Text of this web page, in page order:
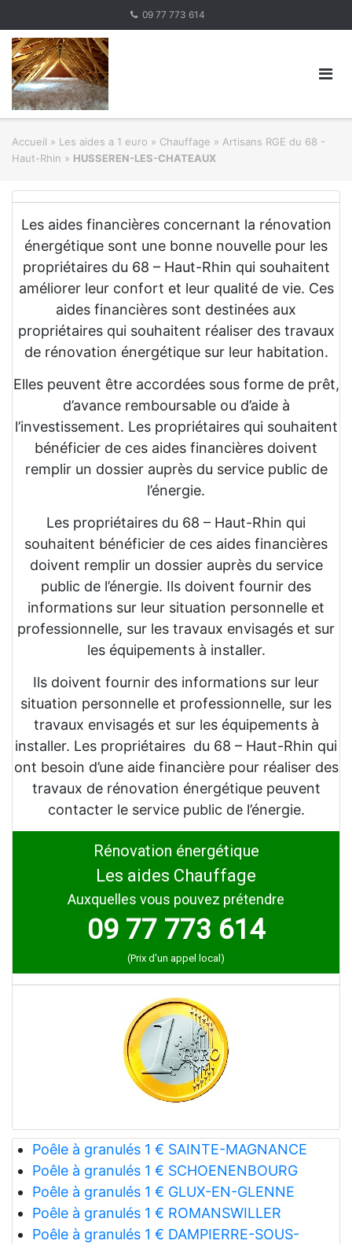
content
09 77 773 614
Accueil » Les aides a 1 euro » Chauffage » Artisans RGE du 68 -
Haut-Rhin » HUSSEREN-LES-CHATEAUX
Les aides financières concernant la rénovation
énergétique sont une bonne nouvelle pour les
propriétaires du 68 – Haut-Rhin qui souhaitent
améliorer leur confort et leur qualité de vie. Ces
aides financières sont destinées aux
propriétaires qui souhaitent réaliser des travaux
de rénovation énergétique sur leur habitation.
Elles peuvent être accordées sous forme de prêt,
d’avance remboursable ou d’aide à
l’investissement. Les propriétaires qui souhaitent
bénéficier de ces aides financières doivent
remplir un dossier auprès du service public de
l’énergie.
Les propriétaires du 68 – Haut-Rhin qui
souhaitent bénéficier de ces aides financières
doivent remplir un dossier auprès du service
public de l’énergie. Ils doivent fournir des
informations sur leur situation personnelle et
professionnelle, sur les travaux envisagés et sur
les équipements à installer.
Ils doivent fournir des informations sur leur
situation personnelle et professionnelle, sur les
travaux envisagés et sur les équipements à
installer. Les propriétaires du 68 – Haut-Rhin qui
ont besoin d’une aide financière pour réaliser des
travaux de rénovation énergétique peuvent
contacter le service public de l’énergie.
Rénovation énergétique
Les aides Chauffage
Auxquelles vous pouvez prétendre
09 77 773 614
(Prix d'un appel local)
Poêle à granulés 1 € SAINTE-MAGNANCE
Poêle à granulés 1 € SCHOENENBOURG
Poêle à granulés 1 € GLUX-EN-GLENNE
Poêle à granulés 1 € ROMANSWILLER
Poêle à granulés 1 € DAMPIERRE-SOUS-